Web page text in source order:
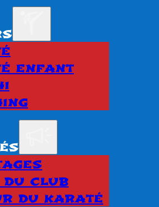
enfant
du club
du karaté